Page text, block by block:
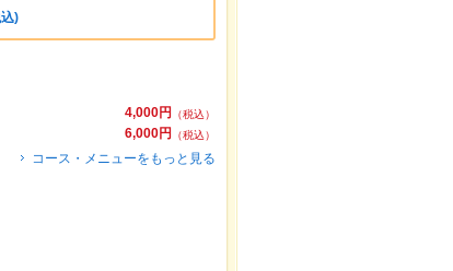
)
4,000円
（税込）
6,000円
（税込）
コース・メニューをもっと見る